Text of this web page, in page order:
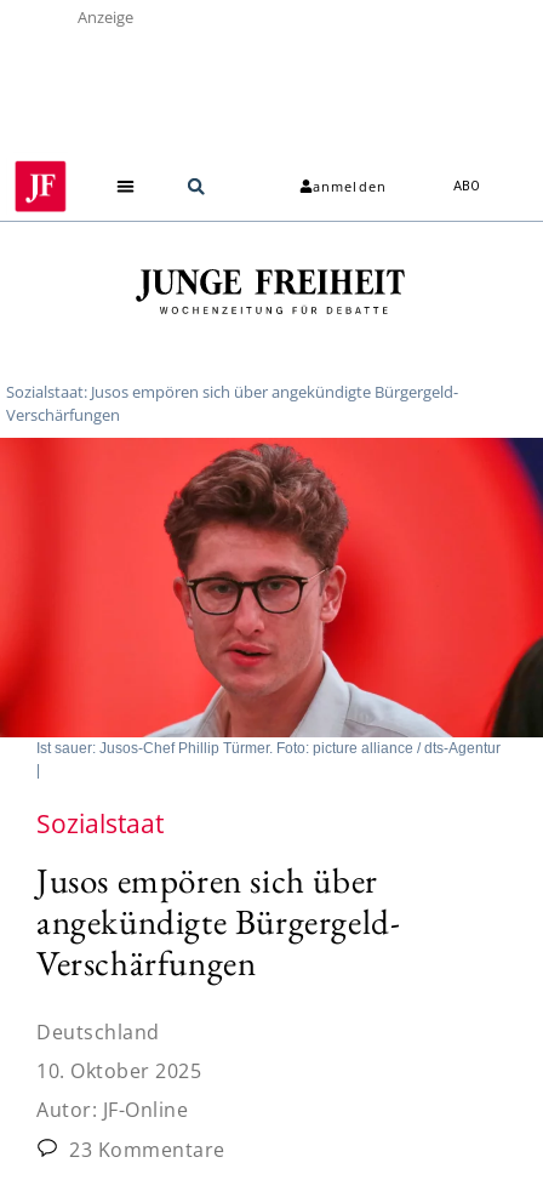
Anzeige
anmelden ABO
Sozialstaat: Jusos empören sich über angekündigte Bürgergeld-
Verschärfungen
Ist sauer: Jusos-Chef Phillip Türmer. Foto: picture alliance / dts-Agentur
|
Sozialstaat
Jusos empören sich über
angekündigte Bürgergeld-
Verschärfungen
Deutschland
10. Oktober 2025
Autor: JF-Online
23 Kommentare